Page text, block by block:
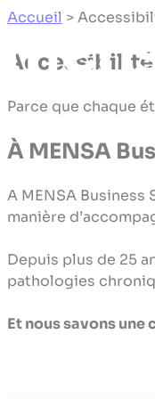
Panneau de gestion
Accueil >
Parce que chaque
À MENSA
A MENSA Business
manière
Depuis plus de 25
pathologies
Et nous savons